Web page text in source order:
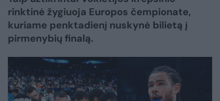
rinktinė žygiuoja Europos čempionate,
kuriame penktadienį nuskynė bilietą į
pirmenybių finalą.